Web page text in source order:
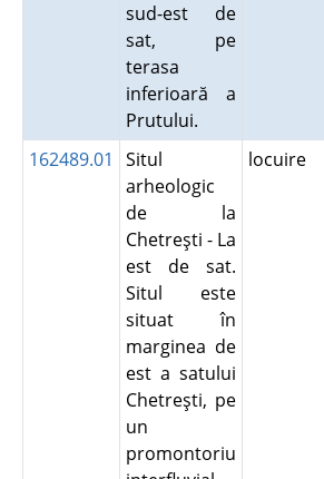
sud-est de
sat, pe
terasa
inferioară a
Prutului.
162489.01
Situl
arheologic
de la
Chetreşti - La
est de sat.
Situl este
situat în
marginea de
est a satului
Chetreşti, pe
un
promontoriu
locuire